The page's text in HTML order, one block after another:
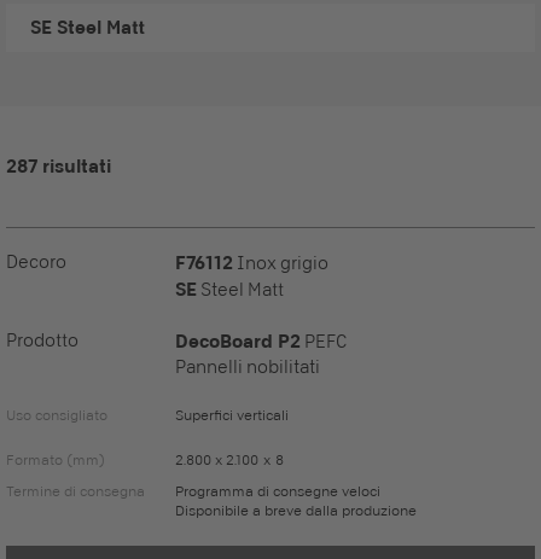
SE Steel Matt
287 risultati
Decoro F76112 Inox grigio
SE Steel Matt
Prodotto DecoBoard P2 PEFC
Pannelli nobilitati
Uso consigliato Superfici verticali
Formato (mm)
2.800 x 2.100 x 8
Termine di consegna
Programma di consegne veloci
Disponibile a breve dalla produzione